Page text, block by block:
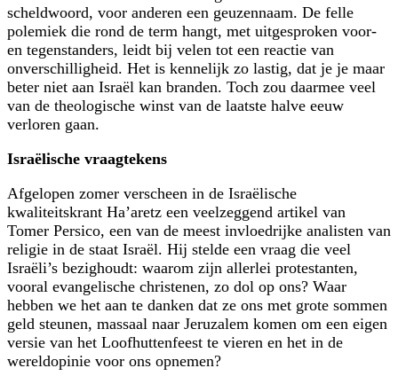
scheldwoord, voor anderen een geuzennaam. De felle
polemiek die rond de term hangt, met uitgesproken voor-
en tegenstanders, leidt bij velen tot een reactie van
onverschilligheid. Het is kennelijk zo lastig, dat je je maar
beter niet aan Israël kan branden. Toch zou daarmee veel
van de theologische winst van de laatste halve eeuw
verloren gaan.
Israëlische vraagtekens
Afgelopen zomer verscheen in de Israëlische
kwaliteitskrant Ha’aretz een veel­zeggend artikel van
Tomer Persico, een van de meest invloedrijke analisten van
religie in de staat Israël. Hij stelde een vraag die veel
Israëli’s bezighoudt: waarom zijn allerlei protestanten,
vooral evangelische christenen, zo dol op ons? Waar
hebben we het aan te danken dat ze ons met grote sommen
geld steunen, massaal naar Jeruzalem komen om een eigen
versie van het Loofhuttenfeest te vieren en het in de
wereldopinie voor ons opnemen?